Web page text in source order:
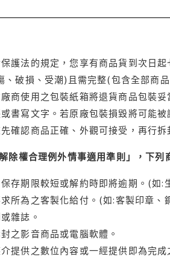
護法的規定，您享有商品貨到次日
、破損、受潮)且需完整(包含全部商
商使用之包裝紙箱將退貨商品包裝
或書寫文字。若原廠包裝損毀將可能
確認商品正確、外觀可接受，再行
除權合理例外情事適用準則」，下
存期限較短或解約時即將逾期。(如:
所為之客製化給付。(如:客製印章、
雜誌。
之影音商品或電腦軟體。
提供之數位內容或一經提供即為完